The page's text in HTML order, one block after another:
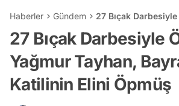
Haberler Gündem 27 Bıçak
27 Bıçak Darbesiyle
Yağmur Tayhan,
Katilinin Elini Öpmüş